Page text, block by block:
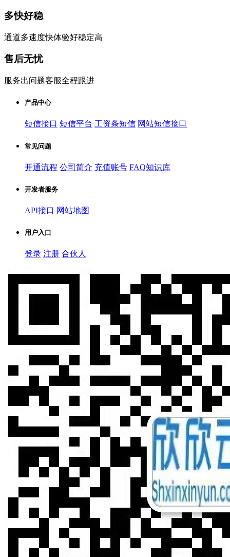
多快好稳
通道多速度快体验好稳定高
售后无忧
服务出问题客服全程跟进
产品中心
短信接口 短信平台 工资条短信 网站短信接口
常见问题
开通流程 公司简介 充值账号 FAQ知识库
开发者服务
API接口 网站地图
用户入口
登录 注册 合伙人